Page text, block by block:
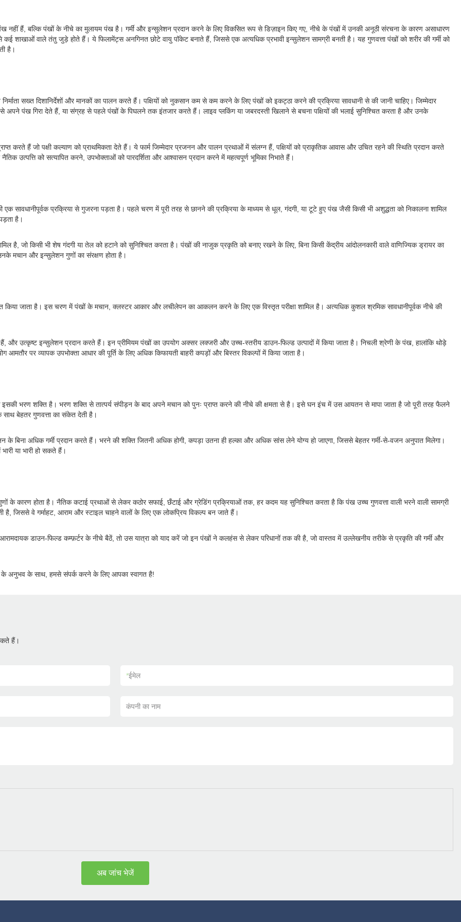
नहीं हैं, बल्कि पंखों के नीचे का मुलायम पंख है। गर्मी और इन्सुलेशन प्रदान करने के लिए विकसित रूप से डिज़ाइन किए गए, नीचे के पंखों में उनकी अनूठी संरचना के कारण असाधारण
शाखाओं वाले तंतु जुड़े होते हैं। ये फिलामेंट्स अनगिनत छोटे वायु पॉकेट बनाते हैं, जिससे एक अत्यधिक प्रभावी इन्सुलेशन सामग्री बनती है। यह गुणवत्ता पंखों को शरीर की गर्मी को
है।
सख्त दिशानिर्देशों और मानकों का पालन करते हैं। पक्षियों को नुकसान कम से कम करने के लिए पंखों को इकट्ठा करने की प्रक्रिया सावधानी से की जानी चाहिए। जिम्मेदार
से अपने पंख गिरा देते हैं, या संग्रह से पहले पंखों के पिघलने तक इंतजार करते हैं। लाइव प्लकिंग या जबरदस्ती खिलाने से बचना पक्षियों की भलाई सुनिश्चित करता है और उनके
करते हैं जो पक्षी कल्याण को प्राथमिकता देते हैं। ये फार्म जिम्मेदार प्रजनन और पालन प्रथाओं में संलग्न हैं, पक्षियों को प्राकृतिक आवास और उचित रहने की स्थिति प्रदान करते
उत्पत्ति को सत्यापित करने, उपभोक्ताओं को पारदर्शिता और आश्वासन प्रदान करने में महत्वपूर्ण भूमिका निभाते हैं।
प्रक्रिया से गुजरना पड़ता है। पहले चरण में पूरी तरह से छानने की प्रक्रिया के माध्यम से धूल, गंदगी, या टूटे हुए पंख जैसी किसी भी अशुद्धता को निकालना शामिल
है।
है, जो किसी भी शेष गंदगी या तेल को हटाने को सुनिश्चित करता है। पंखों की नाजुक प्रकृति को बनाए रखने के लिए, बिना किसी केंद्रीय आंदोलनकारी वाले वाणिज्यिक ड्रायर का
मचान और इन्सुलेशन गुणों का संरक्षण होता है।
किया जाता है। इस चरण में पंखों के मचान, क्लस्टर आकार और लचीलेपन का आकलन करने के लिए एक विस्तृत परीक्षा शामिल है। अत्यधिक कुशल श्रमिक सावधानीपूर्वक नीचे की
उत्कृष्ट इन्सुलेशन प्रदान करते हैं। इन प्रीमियम पंखों का उपयोग अक्सर लक्जरी और उच्च-स्तरीय डाउन-फिल्ड उत्पादों में किया जाता है। निचली श्रेणी के पंख, हालांकि थोड़े
पर व्यापक उपभोक्ता आधार की पूर्ति के लिए अधिक किफायती बाहरी कपड़ों और बिस्तर विकल्पों में किया जाता है।
इसकी भरण शक्ति है। भरण शक्ति से तात्पर्य संपीड़न के बाद अपने मचान को पुनः प्राप्त करने की नीचे की क्षमता से है। इसे घन इंच में उस आयतन से मापा जाता है जो पूरी तरह फैलने
बेहतर गुणवत्ता का संकेत देती है।
बिना अधिक गर्मी प्रदान करते हैं। भरने की शक्ति जितनी अधिक होगी, कपड़ा उतना ही हल्का और अधिक सांस लेने योग्य हो जाएगा, जिससे बेहतर गर्मी-से-वजन अनुपात मिलेगा।
या भारी हो सकते हैं।
कारण होता है। नैतिक कटाई प्रथाओं से लेकर कठोर सफाई, छँटाई और ग्रेडिंग प्रक्रियाओं तक, हर कदम यह सुनिश्चित करता है कि पंख उच्च गुणवत्ता वाली भरने वाली सामग्री
है, जिससे वे गर्माहट, आराम और स्टाइल चाहने वालों के लिए एक लोकप्रिय विकल्प बन जाते हैं।
डाउन-फिल्ड कम्फ़र्टर के नीचे बैठें, तो उस यात्रा को याद करें जो इन पंखों ने कलहंस से लेकर परिधानों तक की है, जो वास्तव में उल्लेखनीय तरीके से प्रकृति की गर्मी और
के अनुभव के साथ, हमसे संपर्क करने के लिए आपका स्वागत है!
हैं।
*ईमेल
कंपनी का नाम
अब जांच भेजें